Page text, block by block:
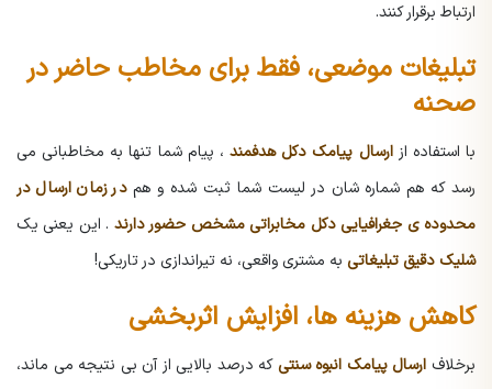
ارتباط برقرار کنند.
تبلیغات موضعی، فقط برای مخاطب حاضر در
صحنه
با استفاده ازارسال پیامک دکل هدفمند، پیام شما تنها به مخاطبانی می
رسد که هم شماره شان در لیست شما ثبت شده و همدر زمان ارسال در
محدوده ی جغرافیایی دکل مخابراتی مشخص حضور دارند . این یعنی یک
شلیک دقیق تبلیغاتی به مشتری واقعی، نه تیراندازی در تاریکی!
کاهش هزینه ها، افزایش اثربخشی
برخلاف ارسال پیامک انبوه سنتیکه درصد بالایی از آن بی نتیجه می ماند،